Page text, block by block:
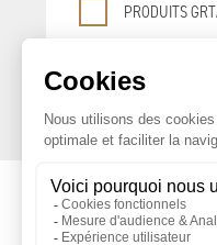
PRODUITS
OFFICE DE PROMOTION